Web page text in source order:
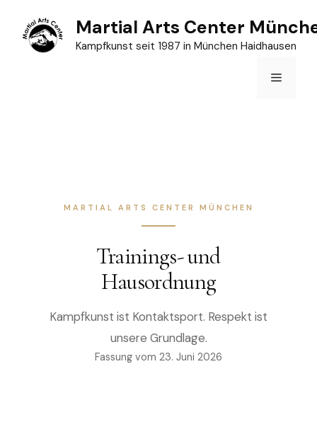
Inhalt
springen
Martial Arts Center
Kampfkunst seit 1987 in München Haidhausen
Menü
MARTIAL ARTS CENTER MÜNCHEN
Trainings- und
Hausordnung
Kampfkunst ist Kontaktsport. Respekt ist
unsere Grundlage.
Fassung vom 23. Juni 2026